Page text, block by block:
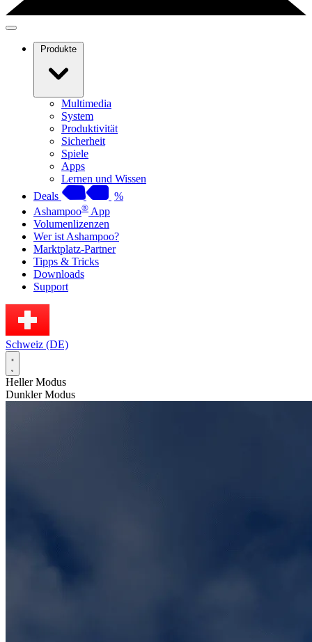
Produkte
Multimedia
System
Produktivität
Sicherheit
Spiele
Apps
Lernen und Wissen
Deals
%
Ashampoo® App
Volumenlizenzen
Wer ist Ashampoo?
Marktplatz-Partner
Tipps & Tricks
Downloads
Support
Schweiz (DE)
Heller Modus
Dunkler Modus